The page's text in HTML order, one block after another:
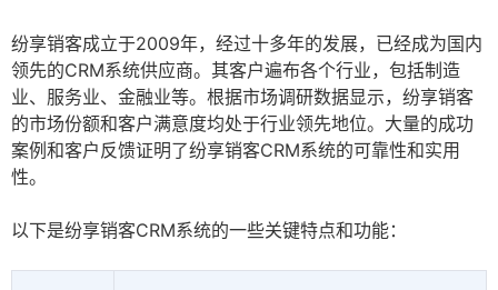
纷享销客成立于2009年，经过十多年的发展，已经成为国内
领先的CRM系统供应商。其客户遍布各个行业，包括制造
业、服务业、金融业等。根据市场调研数据显示，纷享销客
的市场份额和客户满意度均处于行业领先地位。大量的成功
案例和客户反馈证明了纷享销客CRM系统的可靠性和实用
性。
以下是纷享销客CRM系统的一些关键特点和功能：